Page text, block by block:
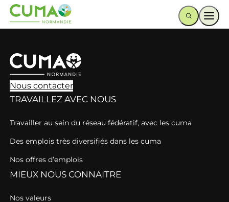
Nous contacter
TRAVAILLEZ AVEC NOUS
Travailler au sein du réseau fédératif, avec les cuma
Des emplois très diversifiés dans les cuma
Nos offres d’emplois
MIEUX NOUS CONNAITRE
Nos valeurs